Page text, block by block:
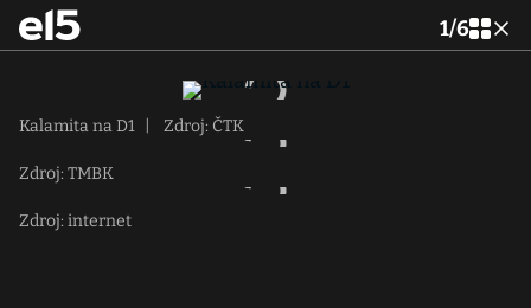
1/6
Kalamita na D1 Zdroj: ČTK
Zdroj: TMBK
Zdroj: internet